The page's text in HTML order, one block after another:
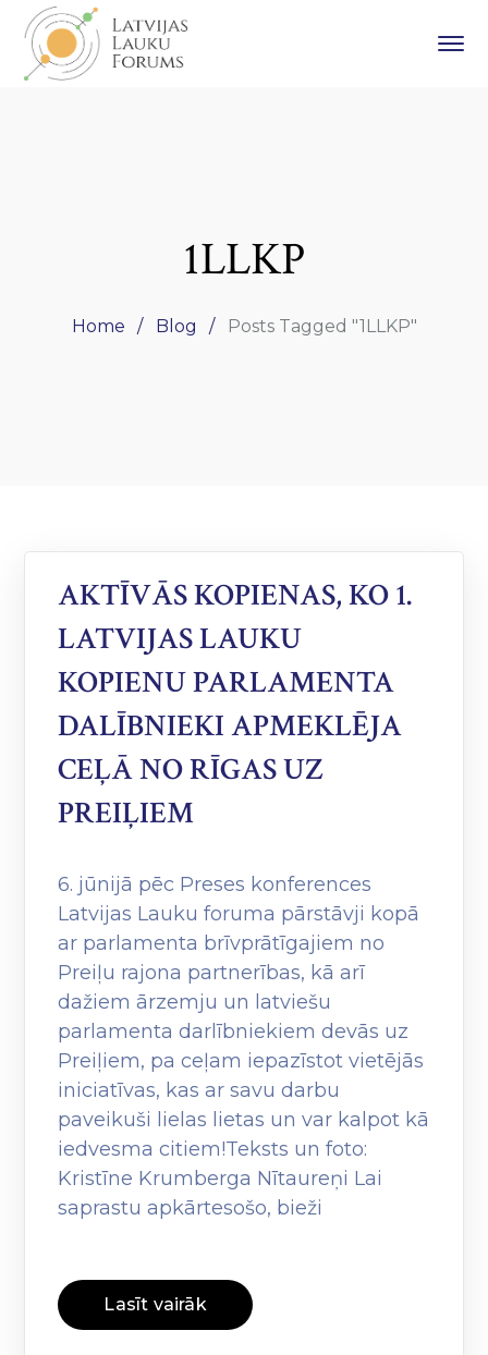
1LLKP
Home Blog Posts Tagged "1LLKP"
AKTĪVĀS KOPIENAS, KO 1.
LATVIJAS LAUKU
KOPIENU PARLAMENTA
DALĪBNIEKI APMEKLĒJA
CEĻĀ NO RĪGAS UZ
PREIĻIEM
6. jūnijā pēc Preses konferences
Latvijas Lauku foruma pārstāvji kopā
ar parlamenta brīvprātīgajiem no
Preiļu rajona partnerības, kā arī
dažiem ārzemju un latviešu
parlamenta darlībniekiem devās uz
Preiļiem, pa ceļam iepazīstot vietējās
iniciatīvas, kas ar savu darbu
paveikuši lielas lietas un var kalpot kā
iedvesma citiem!Teksts un foto:
Kristīne Krumberga Nītaureņi Lai
saprastu apkārtesošo, bieži
Lasīt vairāk